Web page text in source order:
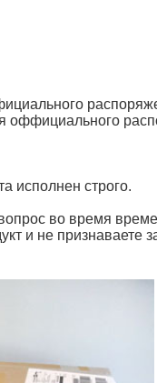
исполнен строго.
во время
и не признаваете